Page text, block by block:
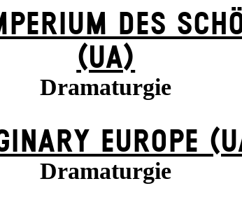
DES
(UA)
Dramaturgie
EUROPE
Dramaturgie